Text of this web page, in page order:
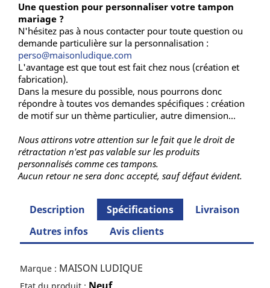
Une question pour personnaliser votre tampon
mariage ?
N'hésitez pas à nous contacter pour toute question ou
demande particulière sur la personnalisation :
perso@maisonludique.com
L'avantage est que tout est fait chez nous (création et
fabrication).
Dans la mesure du possible, nous pourrons donc
répondre à toutes vos demandes spécifiques : création
de motif sur un thème particulier, autre dimension...
Nous attirons votre attention sur le fait que le droit de
rétractation n'est pas valable sur les produits
personnalisés comme ces tampons.
Aucun retour ne sera donc accepté, sauf défaut évident.
Description Spécifications
Livraison
Autres infos
Avis clients
Marque : MAISON LUDIQUE